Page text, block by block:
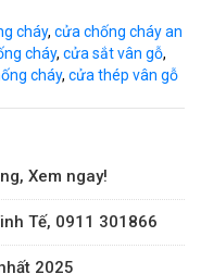
cháy, cửa chống cháy an
cháy, cửa sắt vân gỗ,
cháy, cửa thép vân gỗ
Xem ngay!
Tế, 0911 301866
2025